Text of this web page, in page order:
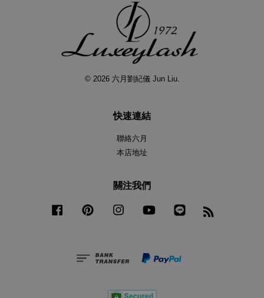
© 2026 六月劉紀儀 Jun Liu.
快速連結
聯絡六月
本店地址
關注我們
Facebook Pinterest Instagram YouTube